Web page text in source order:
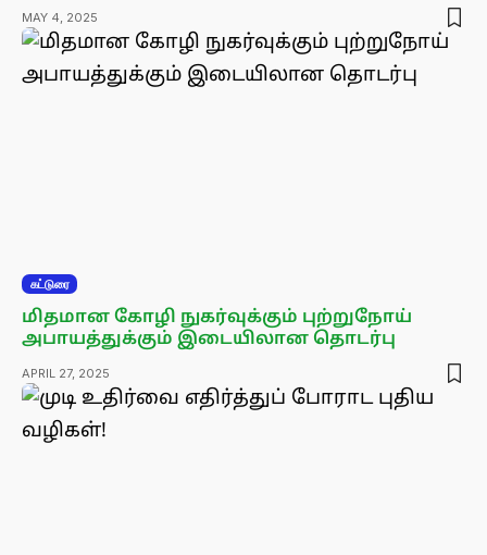
MAY 4, 2025
கட்டுரை
மிதமான கோழி நுகர்வுக்கும் புற்றுநோய்
அபாயத்துக்கும் இடையிலான தொடர்பு
APRIL 27, 2025